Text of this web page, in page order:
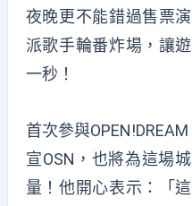
夜晚更不能錯過售票
派歌手輪番炸場，讓
一秒！
首次參與
宣OSN，也將為這場
量！他開心表示：「